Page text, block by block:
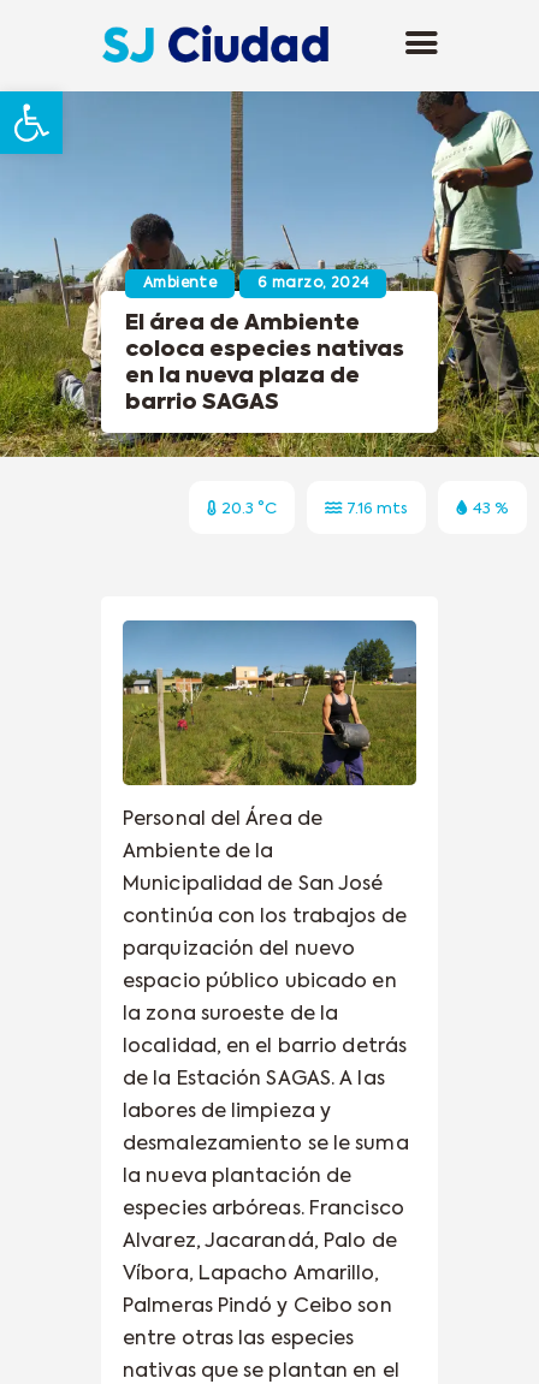
Abrir barra de herramientas
Ambiente 6 marzo, 2024
El área de Ambiente
coloca especies nativas
en la nueva plaza de
barrio SAGAS
20.3 °C 7.16 mts 43 %
Personal del Área de
Ambiente de la
Municipalidad de San José
continúa con los trabajos de
parquización del nuevo
espacio público ubicado en
la zona suroeste de la
localidad, en el barrio detrás
de la Estación SAGAS. A las
labores de limpieza y
desmalezamiento se le suma
la nueva plantación de
especies arbóreas. Francisco
Alvarez, Jacarandá, Palo de
Víbora, Lapacho Amarillo,
Palmeras Pindó y Ceibo son
entre otras las especies
nativas que se plantan en el